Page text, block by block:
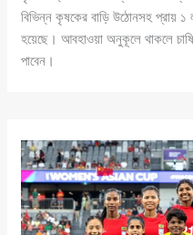
বিভিন্ন কৃষকের বাড়ি উঠোনসহ প্রায় ১
হয়েছে। আবহাওয়া অনুকূলে থাকলে
পাবেন।